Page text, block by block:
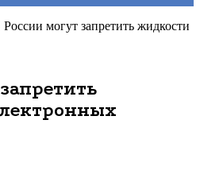
могут запретить жидкости